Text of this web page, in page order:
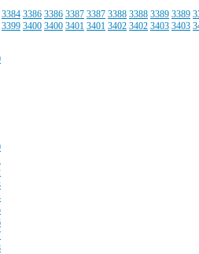
3384 3386 3386 3387 3387 3388 3388 3389 3389
3399 3400 3400 3401 3401 3402 3402 3403 3403